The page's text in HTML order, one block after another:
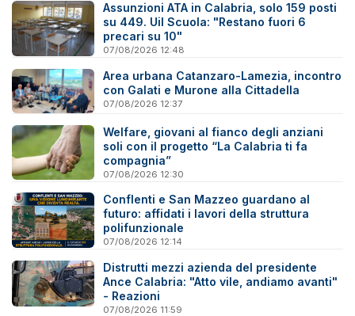
Assunzioni ATA in Calabria, solo 159 posti
su 449. Uil Scuola: "Restano fuori 6
precari su 10"
07/08/2026 12:48
Area urbana Catanzaro-Lamezia, incontro
con Galati e Murone alla Cittadella
07/08/2026 12:37
Welfare, giovani al fianco degli anziani
soli con il progetto “La Calabria ti fa
compagnia”
07/08/2026 12:30
Conflenti e San Mazzeo guardano al
futuro: affidati i lavori della struttura
polifunzionale
07/08/2026 12:14
Distrutti mezzi azienda del presidente
Ance Calabria: "Atto vile, andiamo avanti"
- Reazioni
07/08/2026 11:59